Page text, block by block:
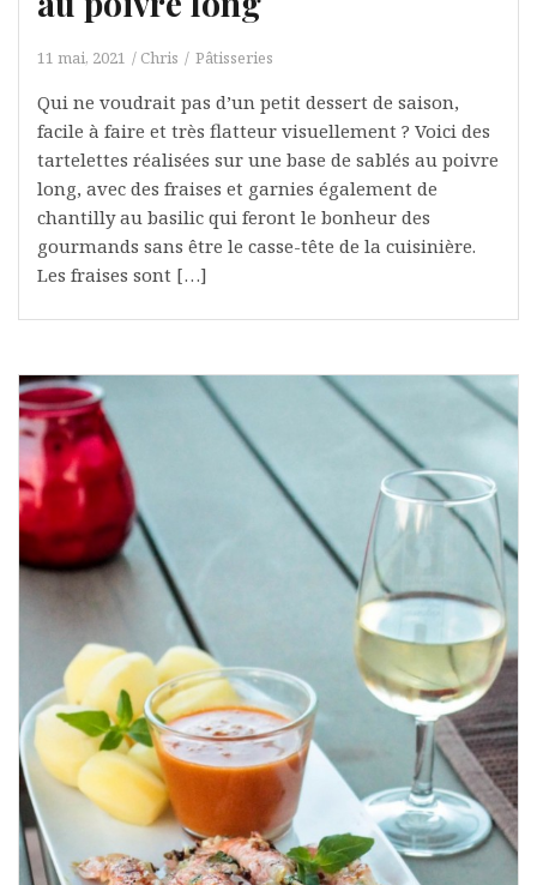
11 mai, 2021 Chris Pâtisseries
Qui ne voudrait pas d’un petit dessert de saison,
facile à faire et très flatteur visuellement ? Voici des
tartelettes réalisées sur une base de sablés au poivre
long, avec des fraises et garnies également de
chantilly au basilic qui feront le bonheur des
gourmands sans être le casse-tête de la cuisinière.
Les fraises sont […]